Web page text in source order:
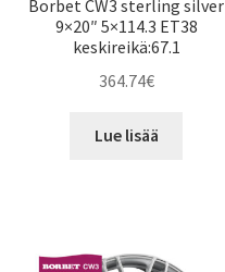
Borbet CW3 sterling silver
9×20″ 5×114.3 ET38
keskireikä:67.1
364.74€
Lue lisää